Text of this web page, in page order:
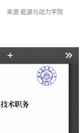
来源:能源与动力学院